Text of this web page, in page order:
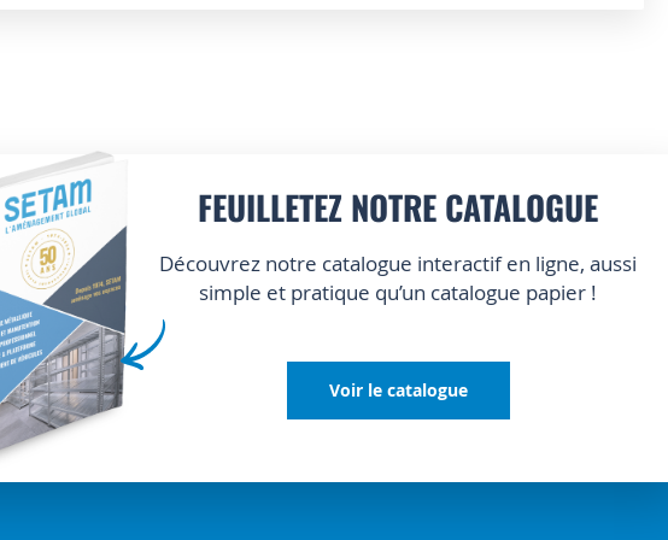
FEUILLETEZ NOTRE CATALOGUE
Découvrez notre catalogue interactif en ligne, aussi
simple et pratique qu’un catalogue papier !
Voir le catalogue